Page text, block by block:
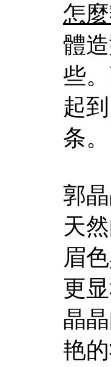
怎
體
些
起
条。
郭
天
眉
更
晶
艳